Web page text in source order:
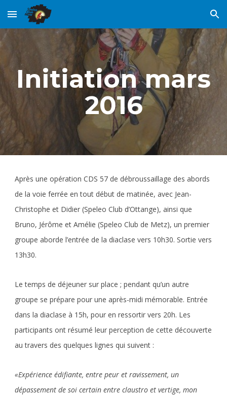
Skip to main content Skip to navigation
Initiation mars
2016
Après une opération CDS 57 de débroussaillage des abords
de la voie ferrée en tout début de matinée, avec Jean-
Christophe et Didier (Speleo Club d’Ottange), ainsi que
Bruno, Jérôme et Amélie (Speleo Club de Metz), un premier
groupe aborde l’entrée de la diaclase vers 10h30. Sortie vers
13h30.
Le temps de déjeuner sur place ; pendant qu’un autre
groupe se prépare pour une après-midi mémorable. Entrée
dans la diaclase à 15h, pour en ressortir vers 20h. Les
participants ont résumé leur perception de cette découverte
au travers des quelques lignes qui suivent :
«Expérience édifiante, entre peur et ravissement, un
dépassement de soi certain entre claustro et vertige, mon